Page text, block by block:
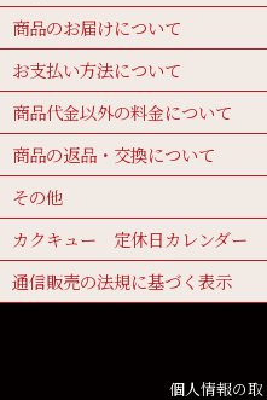
商品のお届けについて
お支払い方法について
商品代金以外の料金について
商品の返品・交換について
その他
カクキュー 定休日カレンダー
通信販売の法規に基づく表示
個人情報の